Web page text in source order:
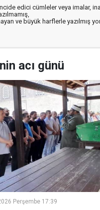
edici cümleler veya imalar,
ve büyük harflerle yazılmış
acı günü
Perşembe 17:39